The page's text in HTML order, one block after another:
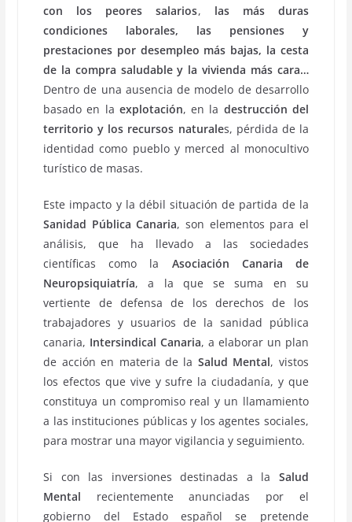
con los peores salarios, las más duras
condiciones laborales, las pensiones y
prestaciones por desempleo más bajas, la cesta
de la compra saludable y la vivienda más cara…
Dentro de una ausencia de modelo de desarrollo
basado en la explotación, en la destrucción del
territorio y los recursos naturales, pérdida de la
identidad como pueblo y merced al monocultivo
turístico de masas.
Este impacto y la débil situación de partida de la
Sanidad Pública Canaria, son elementos para el
análisis, que ha llevado a las sociedades
científicas como la Asociación Canaria
de
Neuropsiquiatría, a la que se suma en su
vertiente de defensa de los derechos de los
trabajadores y usuarios de la sanidad pública
canaria, Intersindical Canaria, a elaborar un plan
de acción en materia de la Salud Mental, vistos
los efectos que vive y sufre la ciudadanía, y que
constituya un compromiso real y un llamamiento
a las instituciones públicas y los agentes sociales,
para mostrar una mayor vigilancia y seguimiento.
Si con las inversiones destinadas a la Salud
Mental recientemente anunciadas por el
gobierno del Estado español se pretende